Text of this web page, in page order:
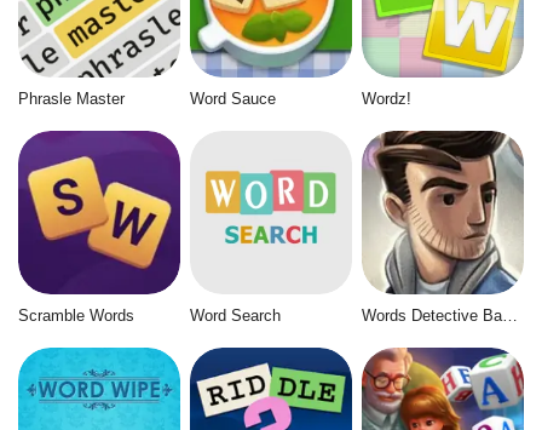
Phrasle Master Word Sauce Wordz!
Scramble Words Word Search Words Detective Bank Heist